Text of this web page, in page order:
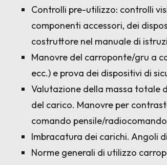
Controlli pre-utilizzo: controlli
componenti accessori, dei
costruttore nel manuale di
Manovre del carroponte/gru a
ecc.) e prova dei dispositivi di
Valutazione della massa totale
del carico. Manovre per
comando pensile/
Imbracatura dei carichi. Angoli
Norme generali di utilizzo